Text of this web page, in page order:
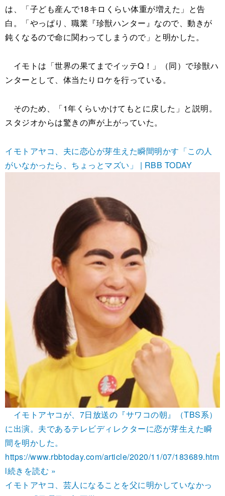
は、「子ども産んで18キロくらい体重が増えた」と告
白。「やっぱり、職業『珍獣ハンター』なので、動きが
鈍くなるので命に関わってしまうので」と明かした。
イモトは「世界の果てまでイッテQ！」（同）で珍獣ハ
ンターとして、体当たりロケを行っている。
そのため、「1年くらいかけてもとに戻した」と説明。
スタジオからは驚きの声が上がっていた。
イモトアヤコ、夫に恋心が芽生えた瞬間明かす「この人
がいなかったら、ちょっとマズい」 | RBB TODAY
イモトアヤコが、7日放送の『サワコの朝』（TBS系）
に出演。夫であるテレビディレクターに恋が芽生えた瞬
間を明かした。
https://www.rbbtoday.com/article/2020/11/07/183689.htm
l続きを読む »
イモトアヤコ、芸人になることを父に明かしていなかっ